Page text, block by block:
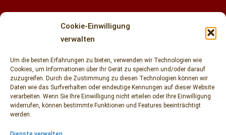
Cookie-Einwilligung
verwalten
Um die besten Erfahrungen zu bieten, verwenden wir Technologien wie
Cookies, um Informationen über Ihr Gerät zu speichern und/oder darauf
zuzugreifen. Durch die Zustimmung zu diesen Technologien können wir
Daten wie das Surfverhalten oder eindeutige Kennungen auf dieser Website
verarbeiten. Wenn Sie Ihre Einwilligung nicht erteilen oder Ihre Einwilligung
widerrufen, können bestimmte Funktionen und Features beeinträchtigt
werden.
Newsletter